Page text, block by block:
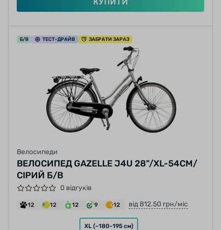
Б/В ТЕСТ-ДРАЙВ ЗАБРАТИ ЗАРАЗ
Велосипеди
ВЕЛОСИПЕД GAZELLE J4U 28"/XL-54СМ/
СІРИЙ Б/В
0 відгуків
12 12 12 9 12 від 812.50 грн/міс
XL (~180-195 см)